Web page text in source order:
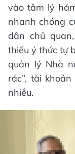
vào tâm lý
nhanh chóng
dân chủ
thiếu ý thức tự
quản lý Nhà
rác”, tài
nhiều.